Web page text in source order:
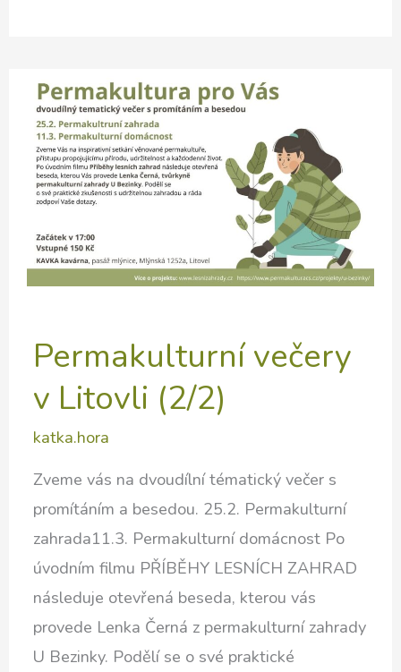
Permakulturní večery
v Litovli (2/2)
katka.hora
Zveme vás na dvoudílní tématický večer s
promítáním a besedou. 25.2. Permakulturní
zahrada11.3. Permakulturní domácnost Po
úvodním filmu PŘÍBĚHY LESNÍCH ZAHRAD
následuje otevřená beseda, kterou vás
provede Lenka Černá z permakulturní zahrady
U Bezinky. Podělí se o své praktické